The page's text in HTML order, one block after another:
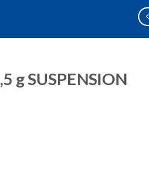
g SUSPENSION